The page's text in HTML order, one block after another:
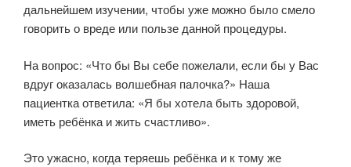
дальнейшем изучении, чтобы уже можно было смело
говорить о вреде или пользе данной процедуры.
На вопрос: «Что бы Вы себе пожелали, если бы у Вас
вдруг оказалась волшебная палочка?» Наша
пациентка ответила: «Я бы хотела быть здоровой,
иметь ребёнка и жить счастливо».
Это ужасно, когда теряешь ребёнка и к тому же